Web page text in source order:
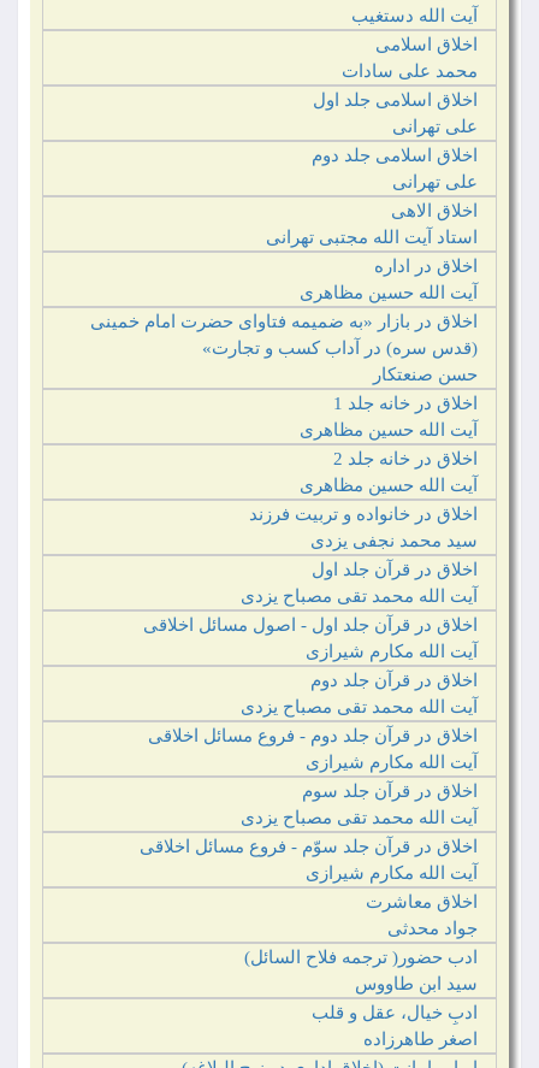
آیت الله دستغیب
اخلاق اسلامی
محمد علی سادات
اخلاق اسلامی جلد اول
علی تهرانی
اخلاق اسلامی جلد دوم
علی تهرانی‏
اخلاق الاهی
استاد آیت الله مجتبی تهرانی‏
اخلاق در اداره
آیت الله حسین مظاهری‏‏
اخلاق در بازار «به ضمیمه فتاوای حضرت امام خمینی
(قدس سره) در آداب کسب و تجارت»
حسن صنعتکار
اخلاق در خانه جلد 1
آیت الله حسین مظاهری‏‏
اخلاق در خانه جلد 2
آیت الله حسین مظاهری‏‏
اخلاق در خانواده و تربیت فرزند
سید محمد نجفی یزدی‏
اخلاق در قرآن جلد اول
آیت الله محمد تقی مصباح یزدی‏‏
اخلاق در قرآن جلد اول - اصول مسائل اخلاقی
آیت الله مکارم شیرازی
اخلاق در قرآن جلد دوم
آیت الله محمد تقی مصباح یزدی‏‏
اخلاق در قرآن جلد دوم - فروع مسائل اخلاقی
آیت الله مکارم شیرازی
اخلاق در قرآن جلد سوم
آیت الله محمد تقی مصباح یزدی‏‏
اخلاق در قرآن جلد سوّم - فروع مسائل اخلاقی
آیت الله مکارم شیرازی
اخلاق معاشرت
جواد محدثی
ادب حضور( ترجمه فلاح السائل)
سید ابن طاووس
ادبِ خیال، عقل و قلب
اصغر طاهرزاده